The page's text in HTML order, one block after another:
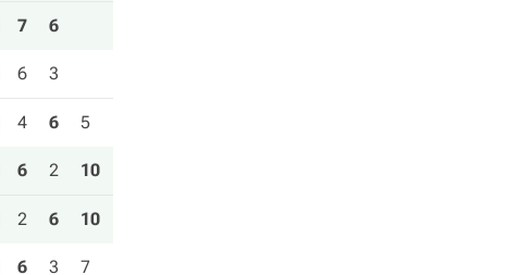
7 6
6 3
4 6 5
6 2 10
2 6 10
6 3 7